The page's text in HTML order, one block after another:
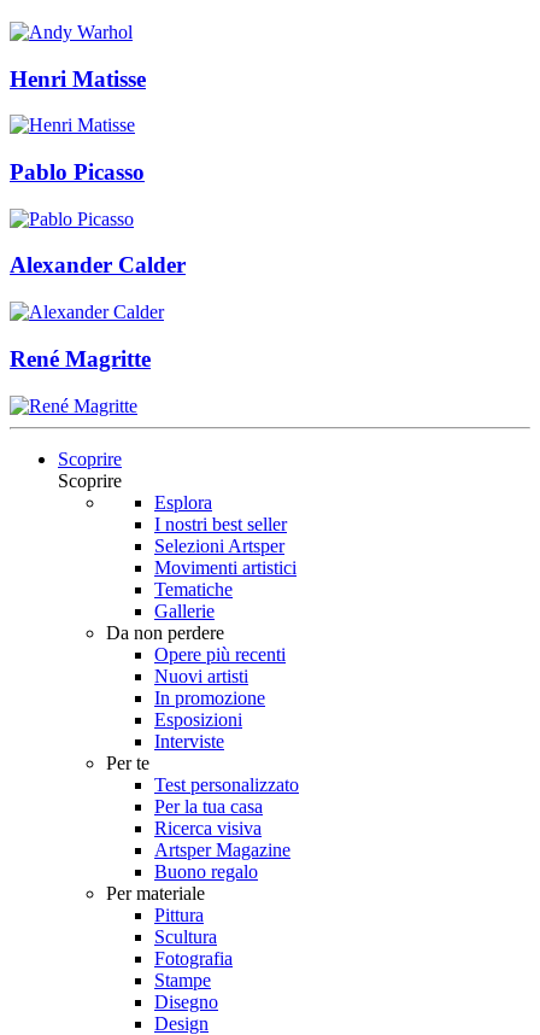
Henri Matisse
Pablo Picasso
Alexander Calder
René Magritte
Scoprire
Scoprire
Esplora
I nostri best seller
Selezioni Artsper
Movimenti artistici
Tematiche
Gallerie
Da non perdere
Opere più recenti
Nuovi artisti
In promozione
Esposizioni
Interviste
Per te
Test personalizzato
Per la tua casa
Ricerca visiva
Artsper Magazine
Buono regalo
Per materiale
Pittura
Scultura
Fotografia
Stampe
Disegno
Design